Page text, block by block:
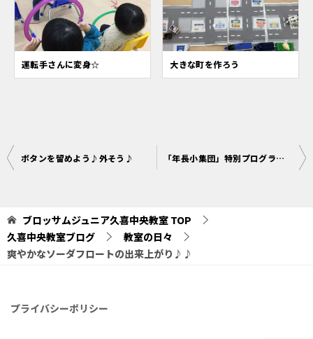
運転手さんに変身☆ 大きな町を作ろう
投
ビ
ゲ
ョ
ボタンを留めよう♪外そう♪ 「年長小集団」特別プログラム～光る紙粘土で作ろう～
ブロッサムジュニア久喜中央教室 TOP
久喜中央教室ブログ
教室の日々
爽やかなソーダフロートの出来上がり♪♪
プライバシーポリシー